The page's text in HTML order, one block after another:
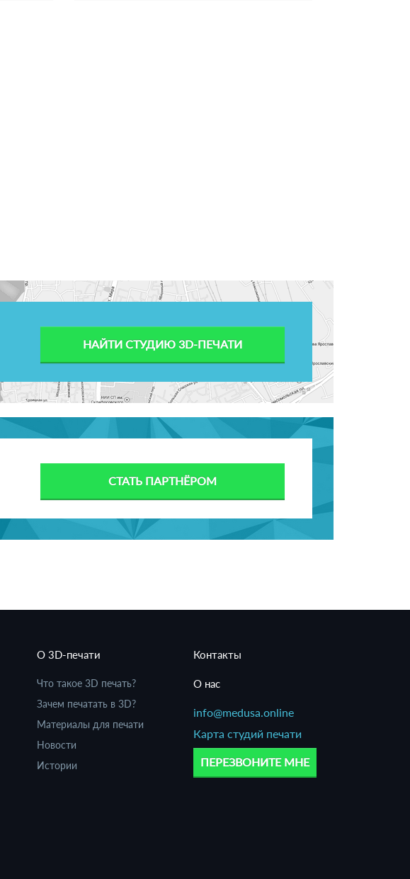
НАЙТИ СТУДИЮ 3D-ПЕЧАТИ
СТАТЬ ПАРТНЁРОМ
О 3D-печати
Что такое 3D печать?
Зачем печатать в 3D?
Материалы для печати
Новости
Истории
Контакты
О нас
info@medusa.online
Карта студий печати
ПЕРЕЗВОНИТЕ МНЕ